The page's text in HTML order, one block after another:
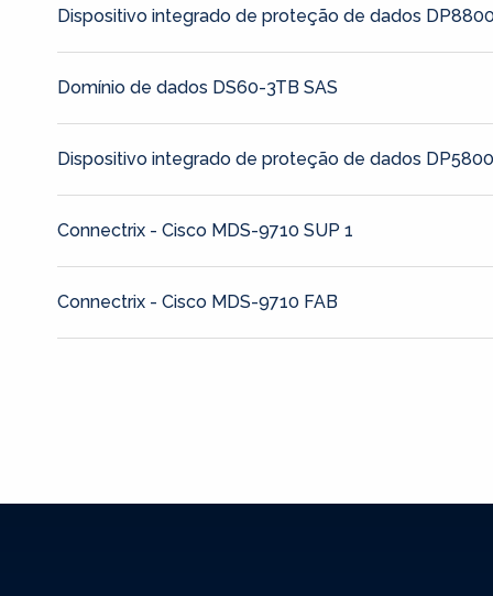
Dispositivo integrado de proteção de dados
Domínio de dados DS60-3TB SAS
Dispositivo integrado de proteção de dados DP5800
Connectrix - Cisco MDS-9710 SUP 1
Connectrix - Cisco MDS-9710 FAB